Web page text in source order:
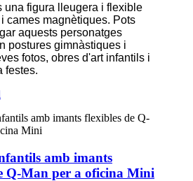
una figura lleugera i flexible
cames magnètiques. Pots
aquests personatges
postures gimnàstiques i
fotos, obres d'art infantils i
festes.
amb imants
Q-Man per a oficina Mini